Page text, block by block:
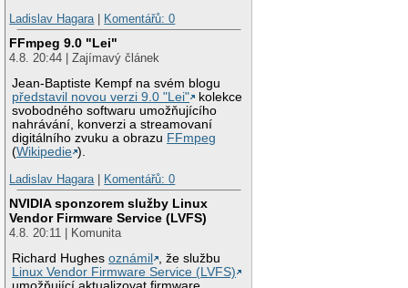
Ladislav Hagara| Komentářů: 0
FFmpeg 9.0 "Lei"
4.8. 20:44 | Zajímavý článek
Jean-Baptiste Kempf na svém blogu
představil novou verzi 9.0 "Lei"
kolekce
svobodného softwaru umožňujícího
nahrávání, konverzi a streamovaní
digitálního zvuku a obrazu FFmpeg
(Wikipedie ).
Ladislav Hagara| Komentářů: 0
NVIDIA sponzorem služby Linux
Vendor Firmware Service (LVFS)
4.8. 20:11 | Komunita
Richard Hughesoznámil
, že službu
Linux Vendor Firmware Service (LVFS)